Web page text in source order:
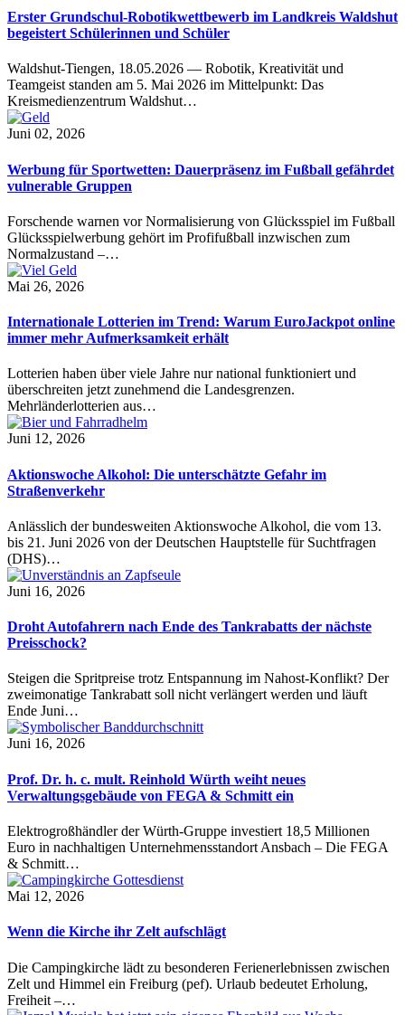
Erster Grundschul-Robotikwettbewerb im Landkreis Waldshut
begeistert Schülerinnen und Schüler
Waldshut-Tiengen, 18.05.2026 — Robotik, Kreativität und
Teamgeist standen am 5. Mai 2026 im Mittelpunkt: Das
Kreismedienzentrum Waldshut…
Juni 02, 2026
Werbung für Sportwetten: Dauerpräsenz im Fußball gefährdet
vulnerable Gruppen
Forschende warnen vor Normalisierung von Glücksspiel im Fußball
Glücksspielwerbung gehört im Profifußball inzwischen zum
Normalzustand –…
Mai 26, 2026
Internationale Lotterien im Trend: Warum EuroJackpot online
immer mehr Aufmerksamkeit erhält
Lotterien haben über viele Jahre nur national funktioniert und
überschreiten jetzt zunehmend die Landesgrenzen.
Mehrländerlotterien aus…
Juni 12, 2026
Aktionswoche Alkohol: Die unterschätzte Gefahr im
Straßenverkehr
Anlässlich der bundesweiten Aktionswoche Alkohol, die vom 13.
bis 21. Juni 2026 von der Deutschen Hauptstelle für Suchtfragen
(DHS)…
Juni 16, 2026
Droht Autofahrern nach Ende des Tankrabatts der nächste
Preisschock?
Steigen die Spritpreise trotz Entspannung im Nahost-Konflikt? Der
zweimonatige Tankrabatt soll nicht verlängert werden und läuft
Ende Juni…
Juni 16, 2026
Prof. Dr. h. c. mult. Reinhold Würth weiht neues
Verwaltungsgebäude von FEGA & Schmitt ein
Elektrogroßhändler der Würth-Gruppe investiert 18,5 Millionen
Euro in nachhaltigen Unternehmensstandort Ansbach – Die FEGA
& Schmitt…
Mai 12, 2026
Wenn die Kirche ihr Zelt aufschlägt
Die Campingkirche lädt zu besonderen Ferienerlebnissen zwischen
Zelt und Himmel ein Freiburg (pef). Urlaub bedeutet Erholung,
Freiheit –…